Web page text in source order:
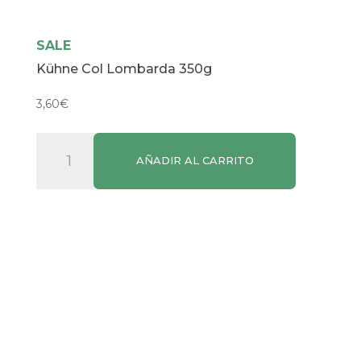
SALE
Kühne Col Lombarda 350g
3,60€
Lombarda
AÑADIR AL CARRITO